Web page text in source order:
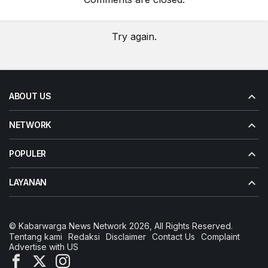
Try again.
ABOUT US
NETWORK
POPULER
LAYANAN
© Kabarwarga News Network 2026, All Rights Reserved.
Tentang kami
Redaksi Disclaimer Contact Us
Complaint
Advertise with US